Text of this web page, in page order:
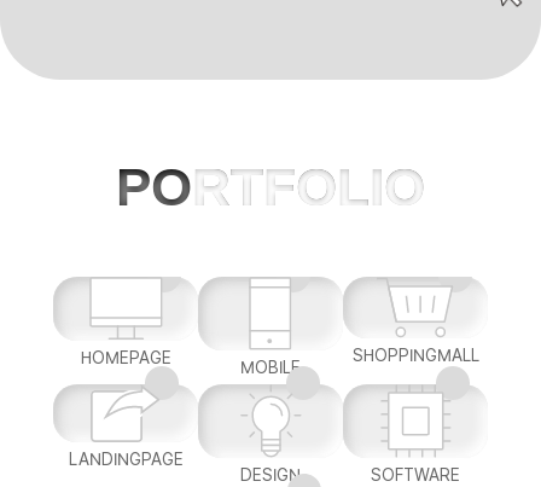
PORTFOLIO
HOMEPAGE MOBILE
SHOPPINGMALL
LANDINGPAGE
DESIGN
SOFTWARE